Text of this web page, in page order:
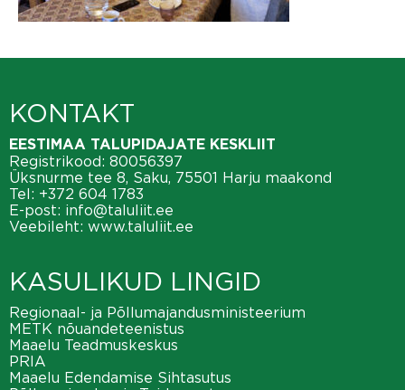
KONTAKT
EESTIMAA TALUPIDAJATE KESKLIIT
Registrikood: 80056397
Üksnurme tee 8, Saku, 75501 Harju maakond
Tel: +372 604 1783
E-post: info@taluliit.ee
Veebileht: www.taluliit.ee
KASULIKUD LINGID
Regionaal- ja Põllumajandusministeerium
METK nõuandeteenistus
Maaelu Teadmuskeskus
PRIA
Maaelu Edendamise Sihtasutus